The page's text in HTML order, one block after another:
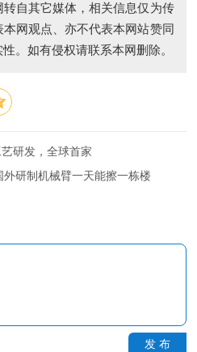
转自其它媒体，相关信息仅为传
网观点、亦不代表本网站赞同
。如有侵权请联系本网删除。
研发，全球首家
研制机械臂一天能擦一栋楼
发 布